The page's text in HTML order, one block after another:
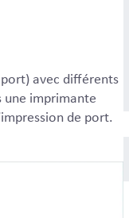
avec différents
une imprimante
de port.